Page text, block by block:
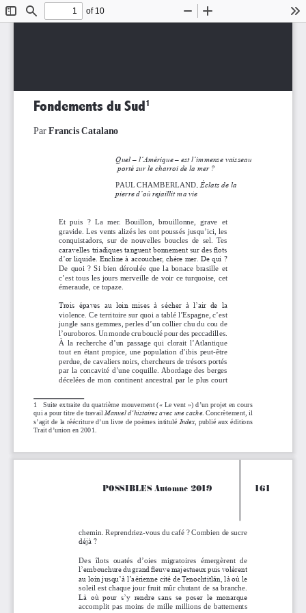
ToggleFind
of 10
Zoom
Fondements du Sud1
Par Francis Catalano
Quel – l’Amérique – est l’immense vaisseau
porté sur le charroi de la mer ?
PAUL CHAMBERLAND , Éclats de la
pierre d’où rejaillit ma vie
Et  puis  ?  La  mer.  Bouillon,  brouillonne,  grave  et
gravide. Les vents alizés les ont poussés jusqu’ici, les
conquistadors,  sur  de  nouvelles  boucles  de  sel.  Tes
caravelles triadiques tanguent bonnement sur des flots
d’or liquide. Encline à accoucher, chère mer. De qui ?
De  quoi ?  Si  bien  déroulée  que  la  bonace  brasille  et
c’est tous les jours merveille de voir ce turquoise, cet
émeraude, ce topaze.
Trois épaves  au  loin  mises  à  sécher  à  l’air  de  la
violence. Ce territoire sur quoi a tablé l’Espagne, c’est
jungle sans gemmes, perles d’un collier chu du cou de
l’ouroboros. Un monde cru bouclé pour des peccadilles.
À  la  recherche  d’un  passage  qui  clorait  l’Atlantique
tout  en  étant  propice,  une  population  d’ibis  peut-être
perdue, de cavaliers noirs, chercheurs de trésors portés
par  la  concavité  d’une  coquille.  Abordage  des  berges
décelées  de  mon  continent  ancestral  par  le  plus  court
1   Suite extraite du quatrième mouvement (« Le vent ») d’un projet en cours
qui a pour titre de travail Manuel d’histoires avec une cache. Concrètement, il
s’agit de la réécriture d’un livre de poèmes intitulé Index, publié aux éditions
Trait d’union en 2001.
POSSIBLES Automne 2019
            161
chemin. Reprendriez-vous du café ? Combien de sucre
déjà ?
Des  îlots  ouatés  d’oies  migratoires  émergèrent  de
l’embouchure du grand fleuve majestueux puis volèrent
au loin jusqu’à l’aérienne cité de Tenochtitlán, là où le
soleil est chaque jour fruit mûr chutant de sa branche.
Là  où  pour  s’y  rendre  sans  se  poser  le  monarque
accomplit  pas  moins  de  mille  millions  de  battements